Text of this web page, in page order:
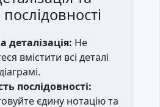
послідовності
деталізація: Не
вмістити всі деталі
послідовності:
єдину нотацію та